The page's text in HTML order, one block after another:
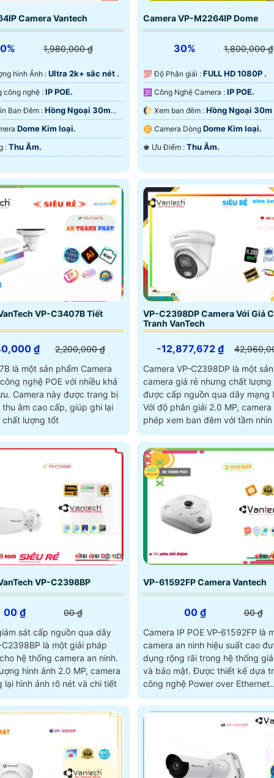
Camera Vantech
1,980,000 ₫
hình Ảnh : Ultra 2k+ sắc nét .
⚜️ Sử dụng công nghệ : IP POE.
🌜 Tầm Nhìn Ban Đêm : Hồng Ngoại 30m
SMD.Dome Kim loại.
️₤ Khả Năng : Thu Âm.
Camera VP-M2264IP Dome
30% 1,800,000 ₫
💯 Độ Phân giải : FULL HD 1080P .
🕉️ Công Nghệ Camera : IP POE.
🌔 Xem ban đêm : Hồng Ngoại 30m
Ngoại SMD.
♊ Camera Dòng Dome Kim loại.
️♚ Ưu Điểm : Thu Âm.
VP-C3407B Tiết
₫
2,200,000 ₫
là một sản phẩm Camera
nghệ POE với nhiều khả
bị
thu âm cao cấp, giúp ghi lại
chất lượng tốt
VP-C2398DP Camera Với Giá
Tranh VanTech
-12,877,672 ₫
Camera VP-C2398DP là một
camera giá rẻ nhưng chất lượng
được cấp nguồn qua dây mạng
Với độ phân giải 2.0 MP, camera
phép xem ban đêm với tầm
VP-C2398BP
00 ₫
00 ₫
sát cấp nguồn qua dây
C2398BP là một giải pháp
hệ thống camera an ninh.
hình ảnh 2.0 MP, camera
lại hình ảnh rõ nét và chi tiết
VP-61592FP Camera Vantech
00 ₫
00 ₫
Camera IP POE VP-61592FP là
camera an ninh hiệu suất cao
dụng rộng rãi trong hệ thống
và bảo mật. Được thiết kế dựa trên
công nghệ Power over